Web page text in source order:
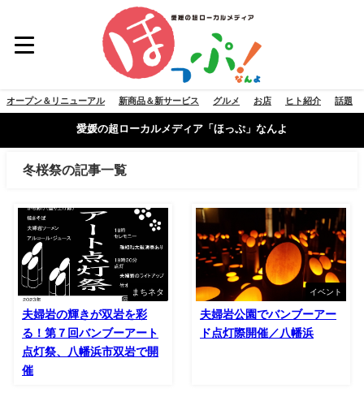
オープン＆リニューアル 新商品＆新サービス グルメ お店 ヒト紹介 話題
愛媛の超ローカルメディア「ほっぷ」なんよ
冬桜祭の記事一覧
まちネタ
夫婦岩の輝きが双岩を彩
る！第７回バンブーアート
点灯祭、八幡浜市双岩で開
催
イベント
夫婦岩公園でバンブーアー
ド点灯際開催／八幡浜